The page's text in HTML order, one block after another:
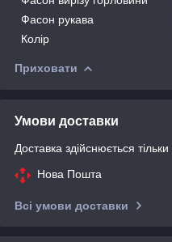
Фасон рукава
Колір
Приховати
Умови доставки
Доставка здійснюється
Нова Пошта
Всі умови доставки